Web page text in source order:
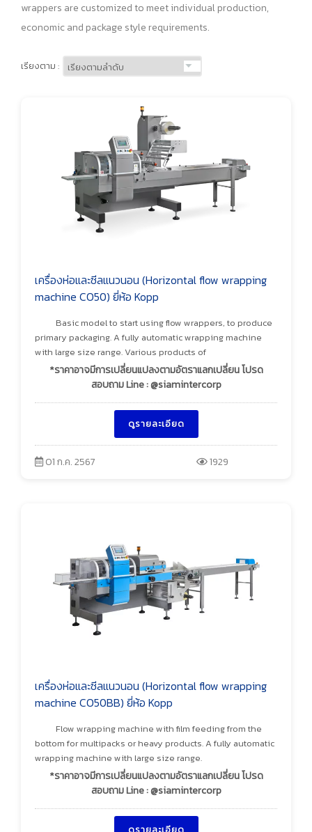
wrappers are customized to meet individual production,
economic and package style requirements.
เรียงตาม :
เครื่องห่อและซีลแนวนอน (Horizontal flow wrapping
machine CO50) ยี่ห้อ Kopp
Basic model to start using flow wrappers, to produce
primary packaging. A fully automatic wrapping machine
with large size range. Various products of
*ราคาอาจมีการเปลี่ยนแปลงตามอัตราแลกเปลี่ยน โปรด
สอบถาม Line : @siamintercorp
ดูรายละเอียด
01 ก.ค. 2567 1929
เครื่องห่อและซีลแนวนอน (Horizontal flow wrapping
machine CO50BB) ยี่ห้อ Kopp
Flow wrapping machine with film feeding from the
bottom for multipacks or heavy products. A fully automatic
wrapping machine with large size range.
*ราคาอาจมีการเปลี่ยนแปลงตามอัตราแลกเปลี่ยน โปรด
สอบถาม Line : @siamintercorp